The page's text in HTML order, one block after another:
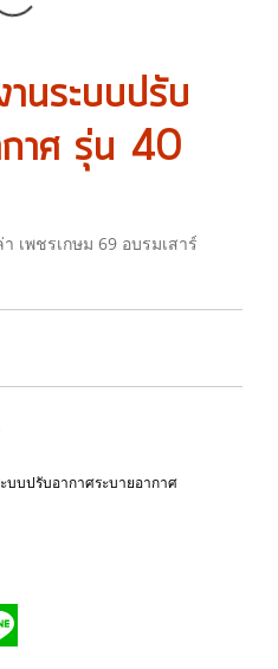
นระบบปรับ
กาศ รุ่น 40
เพชรเกษม 69 อบรมเสาร์
บบปรับอากาศระบายอากาศ